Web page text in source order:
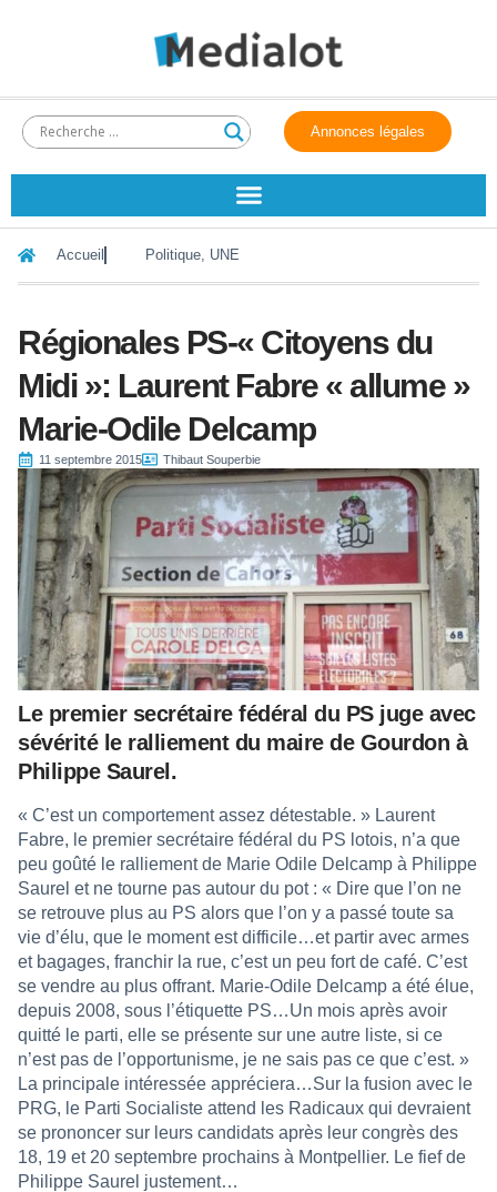
Annonces légales
Accueil Politique, UNE
Régionales PS-« Citoyens du
Midi »: Laurent Fabre « allume »
Marie-Odile Delcamp
11 septembre 2015 Thibaut Souperbie
Le premier secrétaire fédéral du PS juge avec
sévérité le ralliement du maire de Gourdon à
Philippe Saurel.
« C’est un comportement assez détestable. » Laurent
Fabre, le premier secrétaire fédéral du PS lotois, n’a que
peu goûté le ralliement de Marie Odile Delcamp à Philippe
Saurel et ne tourne pas autour du pot : « Dire que l’on ne
se retrouve plus au PS alors que l’on y a passé toute sa
vie d’élu, que le moment est difficile…et partir avec armes
et bagages, franchir la rue, c’est un peu fort de café. C’est
se vendre au plus offrant. Marie-Odile Delcamp a été élue,
depuis 2008, sous l’étiquette PS…Un mois après avoir
quitté le parti, elle se présente sur une autre liste, si ce
n’est pas de l’opportunisme, je ne sais pas ce que c’est. »
La principale intéressée appréciera…Sur la fusion avec le
PRG, le Parti Socialiste attend les Radicaux qui devraient
se prononcer sur leurs candidats après leur congrès des
18, 19 et 20 septembre prochains à Montpellier. Le fief de
Philippe Saurel justement…